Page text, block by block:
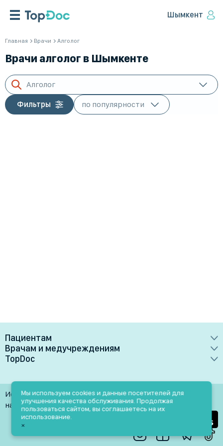
Шымкент
Главная Врачи Алголог
Врачи алголог в Шымкенте
Алголог
Фильтры
Пациентам
Врачи
Клиники
Лаборатории
Услуги
Блог
Акции и скидки
Врачам и медучреждениям
Преимущества
Медучреждениям
Врачам
TopDoc
Контакты
Помощь
Использование материалов разрешено только при
наличии активной ссылки на источник
Мы используем cookies и данные посетителей для
улучшения качества обслуживания. Продолжая
пользоваться сайтом, вы соглашаетесь на их
использование.
×